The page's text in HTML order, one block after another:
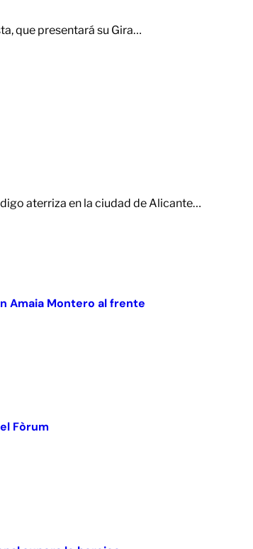
que presentará su Gira…
aterriza en la ciudad de Alicante…
Amaia Montero al frente
Fòrum